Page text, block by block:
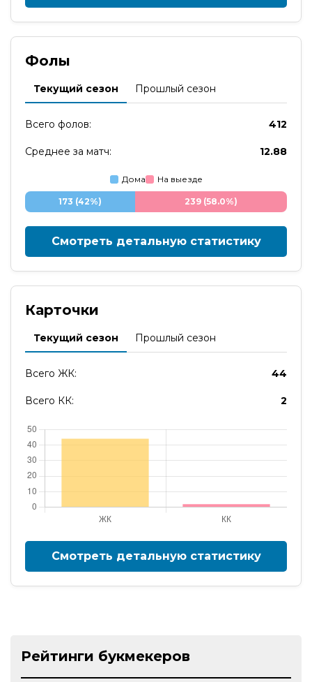
Фолы
Текущий сезон Прошлый сезон
Всего фолов: 412
Среднее за матч: 12.88
Дома На выезде
173 (42%) 239 (58.0%)
Смотреть детальную статистику
Карточки
Текущий сезон Прошлый сезон
Всего ЖК: 44
Всего КК: 2
Смотреть детальную статистику
Рейтинги букмекеров